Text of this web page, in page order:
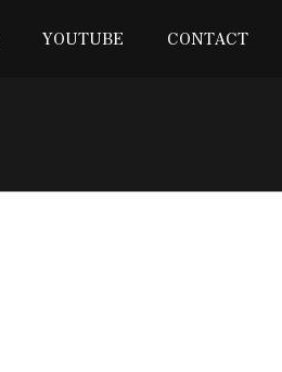
YOUTUBE CONTACT